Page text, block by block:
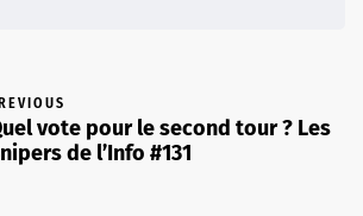
vote pour le second tour ? Les
de l’Info #131